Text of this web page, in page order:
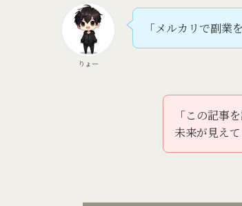
りょー
「メルカリで副業
「この記事
未来が見えて